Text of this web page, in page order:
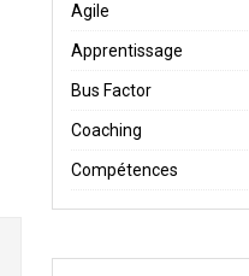
Agile
Apprentissage
Bus Factor
Coaching
Compétences